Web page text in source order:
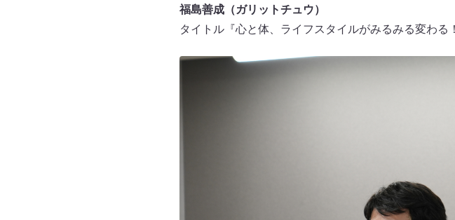
福島善成（ガリットチュウ）
タイトル『心と体、ライフスタイルがみるみる変わる